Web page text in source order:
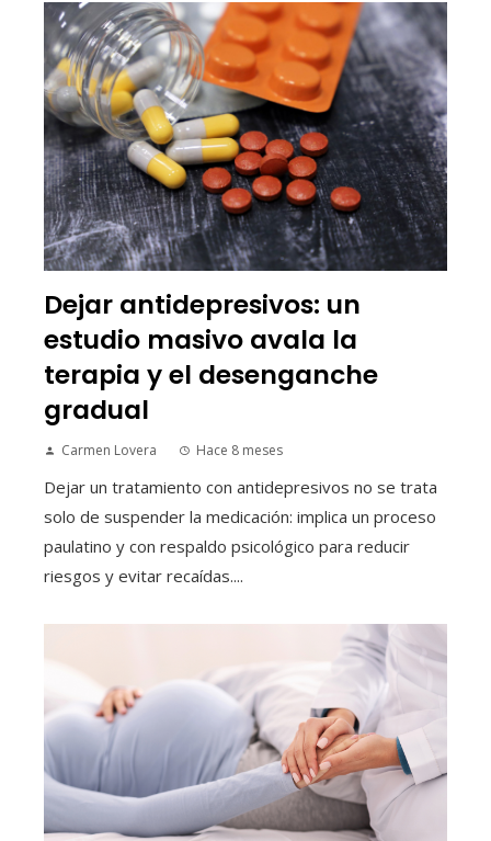
Dejar antidepresivos: un
estudio masivo avala la
terapia y el desenganche
gradual
Carmen Lovera Hace 8 meses
Dejar un tratamiento con antidepresivos no se trata
solo de suspender la medicación: implica un proceso
paulatino y con respaldo psicológico para reducir
riesgos y evitar recaídas....